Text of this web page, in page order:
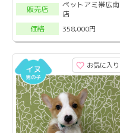
販売店
ペットアミ帯広南
店
価格
358,000円
お気に入り